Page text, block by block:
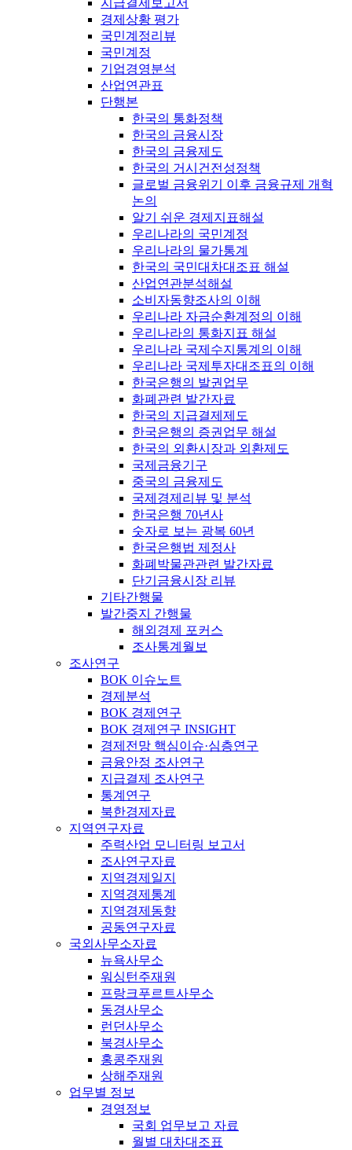
지급결제보고서
경제상황 평가
국민계정리뷰
국민계정
기업경영분석
산업연관표
단행본
한국의 통화정책
한국의 금융시장
한국의 금융제도
한국의 거시건전성정책
글로벌 금융위기 이후 금융규제 개혁
논의
알기 쉬운 경제지표해설
우리나라의 국민계정
우리나라의 물가통계
한국의 국민대차대조표 해설
산업연관분석해설
소비자동향조사의 이해
우리나라 자금순환계정의 이해
우리나라의 통화지표 해설
우리나라 국제수지통계의 이해
우리나라 국제투자대조표의 이해
한국은행의 발권업무
화폐관련 발간자료
한국의 지급결제제도
한국은행의 증권업무 해설
한국의 외환시장과 외환제도
국제금융기구
중국의 금융제도
국제경제리뷰 및 분석
한국은행 70년사
숫자로 보는 광복 60년
한국은행법 제정사
화폐박물관관련 발간자료
단기금융시장 리뷰
기타간행물
발간중지 간행물
해외경제 포커스
조사통계월보
조사연구
BOK 이슈노트
경제분석
BOK 경제연구
BOK 경제연구 INSIGHT
경제전망 핵심이슈·심층연구
금융안정 조사연구
지급결제 조사연구
통계연구
북한경제자료
지역연구자료
주력산업 모니터링 보고서
조사연구자료
지역경제일지
지역경제통계
지역경제동향
공동연구자료
국외사무소자료
뉴욕사무소
워싱턴주재원
프랑크푸르트사무소
동경사무소
런던사무소
북경사무소
홍콩주재원
상해주재원
업무별 정보
경영정보
국회 업무보고 자료
월별 대차대조표